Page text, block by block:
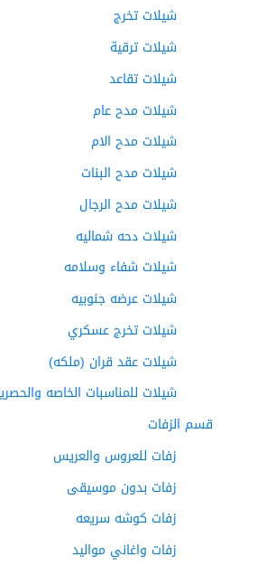
شيلات تخرج
شيلات ترقية
شيلات تقاعد
شيلات مدح عام
شيلات مدح الام
شيلات مدح البنات
شيلات مدح الرجال
شيلات دحه شماليه
شيلات شفاء وسلامه
شيلات عرضه جنوبيه
شيلات تخرج عسكري
شيلات عقد قران (ملكه)
شيلات للمناسبات الخاصه والحصريه
قسم الزفات
زفات للعروس والعريس
زفات بدون موسيقى
زفات كوشه سريعه
زفات واغاني مواليد